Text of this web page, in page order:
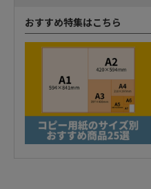
おすすめ特集はこちら